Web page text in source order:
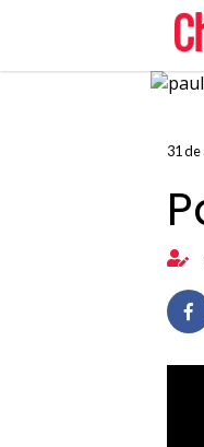
31